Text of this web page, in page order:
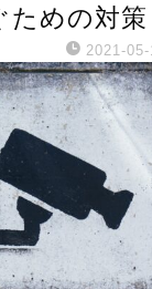
ための対策
2021-05-